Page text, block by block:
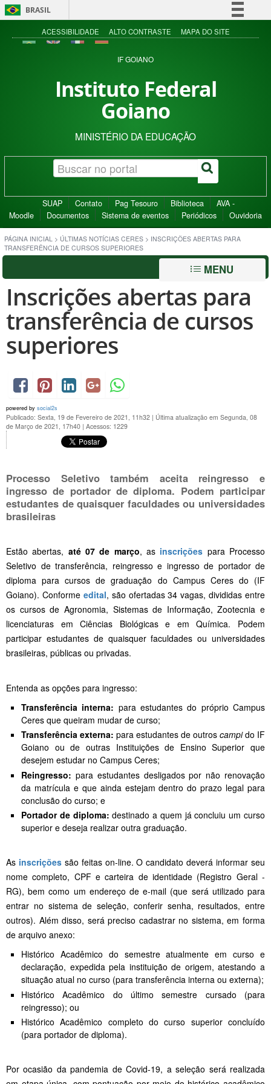
BRASIL
Simplifique!
Acesso à informação
ACESSIBILIDADE ALTO CONTRASTE MAPA DO SITE
IF GOIANO
Instituto Federal
Goiano
MINISTÉRIO DA EDUCAÇÃO
SUAP Contato Pag Tesouro Biblioteca
AVA -
Moodle
Documentos Sistema de eventos Periódicos Ouvidoria
PÁGINA INICIAL > ÚLTIMAS NOTÍCIAS CERES > INSCRIÇÕES ABERTAS PARA
TRANSFERÊNCIA DE CURSOS SUPERIORES
MENU
Inscrições abertas para
transferência de cursos
superiores
powered by social2s
Publicado: Sexta, 19 de Fevereiro de 2021, 11h32 | Última atualização em Segunda, 08
de Março de 2021, 17h40 | Acessos: 1229
Processo Seletivo também aceita reingresso e
ingresso de portador de diploma. Podem participar
estudantes de quaisquer faculdades ou universidades
brasileiras
Estão abertas, até 07 de março, as inscrições para Processo
Seletivo de transferência, reingresso e ingresso de portador de
diploma para cursos de graduação do Campus Ceres do (IF
Goiano). Conforme edital, são ofertadas 34 vagas, divididas entre
os cursos de Agronomia, Sistemas de Informação, Zootecnia e
licenciaturas em Ciências Biológicas e em Química. Podem
participar estudantes de quaisquer faculdades ou universidades
brasileiras, públicas ou privadas.
Entenda as opções para ingresso:
Transferência interna: para estudantes do próprio Campus
Ceres que queiram mudar de curso;
Transferência externa: para estudantes de outros campido IF
Goiano ou de outras Instituições de Ensino Superior que
desejem estudar no Campus Ceres;
Reingresso: para estudantes desligados por não renovação
da matrícula e que ainda estejam dentro do prazo legal para
conclusão do curso; e
Portador de diploma: destinado a quem já concluiu um curso
superior e deseja realizar outra graduação.
As inscrições são feitas on-line. O candidato deverá informar seu
nome completo, CPF e carteira de identidade (Registro Geral -
RG), bem como um endereço de e-mail (que será utilizado para
entrar no sistema de seleção, conferir senha, resultados, entre
outros). Além disso, será preciso cadastrar no sistema, em forma
de arquivo anexo:
Histórico Acadêmico do semestre atualmente em curso e
declaração, expedida pela instituição de origem, atestando a
situação atual no curso (para transferência interna ou externa);
Histórico Acadêmico do último semestre cursado (para
reingresso); ou
Histórico Acadêmico completo do curso superior concluído
(para portador de diploma).
Por ocasião da pandemia de Covid-19, a seleção será realizada